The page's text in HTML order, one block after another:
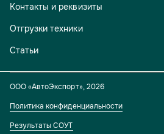
Контакты и реквизиты
Отгрузки техники
Статьи
ООО «АвтоЭкспорт»,2026
Политика конфиденциальности
Результаты СОУТ